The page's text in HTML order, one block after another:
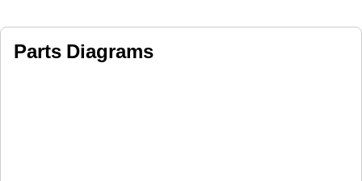
Parts Diagrams